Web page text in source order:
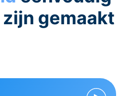
gemaakt